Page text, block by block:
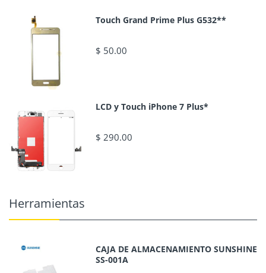
Touch Grand Prime Plus G532**
$ 50.00
LCD y Touch iPhone 7 Plus*
$ 290.00
Herramientas
CAJA DE ALMACENAMIENTO SUNSHINE
SS-001A